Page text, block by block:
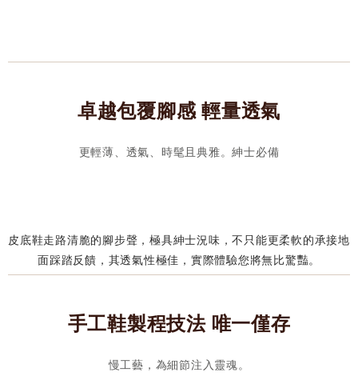
卓越包覆腳感 輕量透氣
更輕薄、透氣、時髦且典雅。紳士必備
皮底鞋走路清脆的腳步聲，極具紳士況味，不只能更柔軟的承接地
面踩踏反饋，其透氣性極佳，實際體驗您將無比驚豔。
手工鞋製程技法 唯一僅存
慢工藝，為細節注入靈魂。